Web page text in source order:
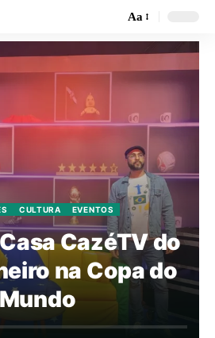
Aa
CULTURA EVENTOS
CazéTV do
na Copa do